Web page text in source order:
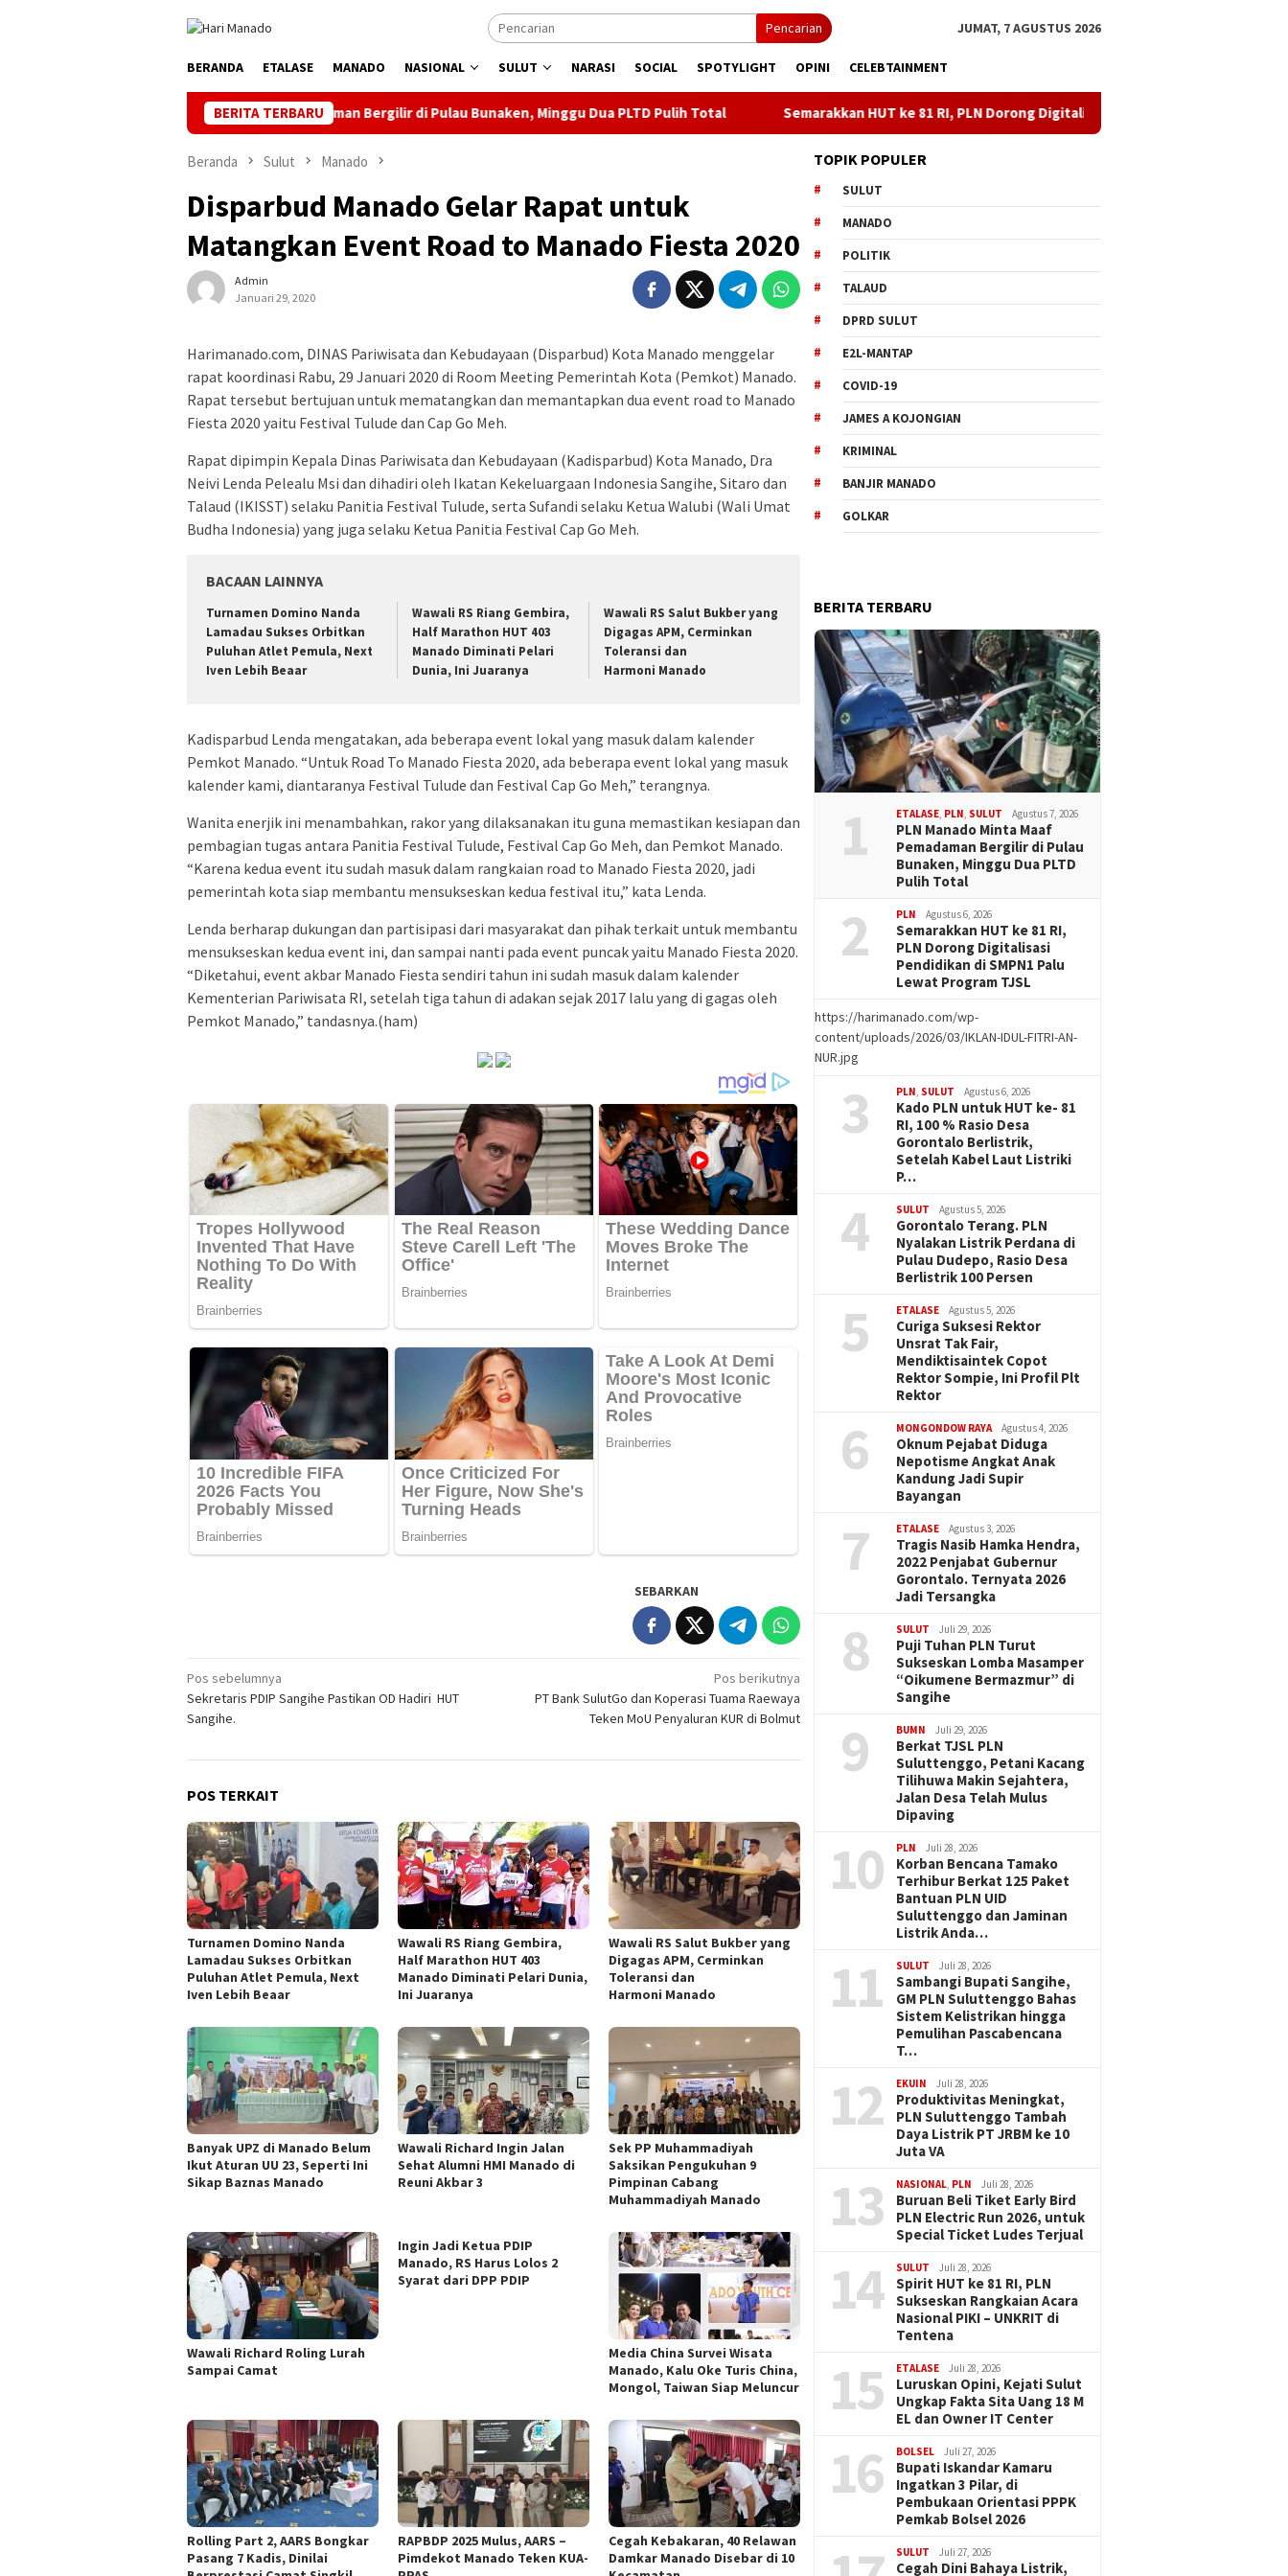
Pencarian JUMAT, 7 AGUSTUS 2026
BERANDA ETALASE MANADO NASIONAL SULUT NARASI SOCIAL SPOTYLIGHT OPINI CELEBTAINMENT
BERITA TERBARU
Manado Minta Maaf Pemadaman Bergilir di Pulau Bunaken, Minggu Dua PLTD Pulih Total Semarakkan HUT ke 81 RI, PLN Dorong Digitalisasi Pendidikan di SMPN1 Palu Lewat Program
Beranda Sulut Manado
Disparbud Manado Gelar Rapat untuk
Matangkan Event Road to Manado Fiesta 2020
Admin
Januari 29, 2020
Harimanado.com, DINAS Pariwisata dan Kebudayaan (Disparbud) Kota Manado menggelar
rapat koordinasi Rabu, 29 Januari 2020 di Room Meeting Pemerintah Kota (Pemkot) Manado.
Rapat tersebut bertujuan untuk mematangkan dan memantapkan dua event road to Manado
Fiesta 2020 yaitu Festival Tulude dan Cap Go Meh.
Rapat dipimpin Kepala Dinas Pariwisata dan Kebudayaan (Kadisparbud) Kota Manado, Dra
Neivi Lenda Pelealu Msi dan dihadiri oleh Ikatan Kekeluargaan Indonesia Sangihe, Sitaro dan
Talaud (IKISST) selaku Panitia Festival Tulude, serta Sufandi selaku Ketua Walubi (Wali Umat
Budha Indonesia) yang juga selaku Ketua Panitia Festival Cap Go Meh.
BACAAN LAINNYA
Turnamen Domino Nanda
Lamadau Sukses Orbitkan
Puluhan Atlet Pemula, Next
Iven Lebih Beaar
Wawali RS Riang Gembira,
Half Marathon HUT 403
Manado Diminati Pelari
Dunia, Ini Juaranya
Wawali RS Salut Bukber yang
Digagas APM, Cerminkan
Toleransi dan
Harmoni Manado
Kadisparbud Lenda mengatakan, ada beberapa event lokal yang masuk dalam kalender
Pemkot Manado. “Untuk Road To Manado Fiesta 2020, ada beberapa event lokal yang masuk
kalender kami, diantaranya Festival Tulude dan Festival Cap Go Meh,” terangnya.
Wanita enerjik ini menambahkan, rakor yang dilaksanakan itu guna memastikan kesiapan dan
pembagian tugas antara Panitia Festival Tulude, Festival Cap Go Meh, dan Pemkot Manado.
“Karena kedua event itu sudah masuk dalam rangkaian road to Manado Fiesta 2020, jadi
pemerintah kota siap membantu mensukseskan kedua festival itu,” kata Lenda.
Lenda berharap dukungan dan partisipasi dari masyarakat dan pihak terkait untuk membantu
mensukseskan kedua event ini, dan sampai nanti pada event puncak yaitu Manado Fiesta 2020.
“Diketahui, event akbar Manado Fiesta sendiri tahun ini sudah masuk dalam kalender
Kementerian Pariwisata RI, setelah tiga tahun di adakan sejak 2017 lalu yang di gagas oleh
Pemkot Manado,” tandasnya.(ham)
SEBARKAN
Navigasi
pos
Pos sebelumnya
Sekretaris PDIP Sangihe Pastikan OD Hadiri HUT
Sangihe.
Pos berikutnya
PT Bank SulutGo dan Koperasi Tuama Raewaya
Teken MoU Penyaluran KUR di Bolmut
POS TERKAIT
Turnamen Domino Nanda
Lamadau Sukses Orbitkan
Puluhan Atlet Pemula, Next
Iven Lebih Beaar
Wawali RS Riang Gembira,
Half Marathon HUT 403
Manado Diminati Pelari Dunia,
Ini Juaranya
Wawali RS Salut Bukber yang
Digagas APM, Cerminkan
Toleransi dan
Harmoni Manado
Banyak UPZ di Manado Belum
Ikut Aturan UU 23, Seperti Ini
Sikap Baznas Manado
Wawali Richard Ingin Jalan
Sehat Alumni HMI Manado di
Reuni Akbar 3
Sek PP Muhammadiyah
Saksikan Pengukuhan 9
Pimpinan Cabang
Muhammadiyah Manado
Wawali Richard Roling Lurah
Sampai Camat
Ingin Jadi Ketua PDIP
Manado, RS Harus Lolos 2
Syarat dari DPP PDIP
Media China Survei Wisata
Manado, Kalu Oke Turis China,
Mongol, Taiwan Siap Meluncur
Rolling Part 2, AARS Bongkar
Pasang 7 Kadis, Dinilai
RAPBDP 2025 Mulus, AARS –
Pimdekot Manado Teken KUA-
Cegah Kebakaran, 40 Relawan
Damkar Manado Disebar di 10
TOPIK POPULER
SULUT
MANADO
POLITIK
TALAUD
DPRD SULUT
E2L-MANTAP
COVID-19
JAMES A KOJONGIAN
KRIMINAL
BANJIR MANADO
GOLKAR
BERITA TERBARU
1 ETALASE PLN SULUT Agustus 7, 2026
PLN Manado Minta Maaf
Pemadaman Bergilir di Pulau
Bunaken, Minggu Dua PLTD
Pulih Total
2 PLN Agustus 6, 2026
Semarakkan HUT ke 81 RI,
PLN Dorong Digitalisasi
Pendidikan di SMPN1 Palu
Lewat Program TJSL
https://harimanado.com/wp-
content/uploads/2026/03/IKLAN-IDUL-FITRI-AN-
NUR.jpg
3 PLN SULUT Agustus 6, 2026
Kado PLN untuk HUT ke- 81
RI, 100 % Rasio Desa
Gorontalo Berlistrik,
Setelah Kabel Laut Listriki
P…
4 SULUT Agustus 5, 2026
Gorontalo Terang. PLN
Nyalakan Listrik Perdana di
Pulau Dudepo, Rasio Desa
Berlistrik 100 Persen
5 ETALASE Agustus 5, 2026
Curiga Suksesi Rektor
Unsrat Tak Fair,
Mendiktisaintek Copot
Rektor Sompie, Ini Profil Plt
Rektor
6 MONGONDOW RAYA Agustus 4, 2026
Oknum Pejabat Diduga
Nepotisme Angkat Anak
Kandung Jadi Supir
Bayangan
7 ETALASE Agustus 3, 2026
Tragis Nasib Hamka Hendra,
2022 Penjabat Gubernur
Gorontalo. Ternyata 2026
Jadi Tersangka
8 SULUT Juli 29, 2026
Puji Tuhan PLN Turut
Sukseskan Lomba Masamper
“Oikumene Bermazmur” di
Sangihe
9 BUMN Juli 29, 2026
Berkat TJSL PLN
Suluttenggo, Petani Kacang
Tilihuwa Makin Sejahtera,
Jalan Desa Telah Mulus
Dipaving
10 PLN Juli 28, 2026
Korban Bencana Tamako
Terhibur Berkat 125 Paket
Bantuan PLN UID
Suluttenggo dan Jaminan
Listrik Anda…
11 SULUT Juli 28, 2026
Sambangi Bupati Sangihe,
GM PLN Suluttenggo Bahas
Sistem Kelistrikan hingga
Pemulihan Pascabencana
T…
12 EKUIN Juli 28, 2026
Produktivitas Meningkat,
PLN Suluttenggo Tambah
Daya Listrik PT JRBM ke 10
Juta VA
13 NASIONAL PLN Juli 28, 2026
Buruan Beli Tiket Early Bird
PLN Electric Run 2026, untuk
Special Ticket Ludes Terjual
14 SULUT Juli 28, 2026
Spirit HUT ke 81 RI, PLN
Sukseskan Rangkaian Acara
Nasional PIKI – UNKRIT di
Tentena
15 ETALASE Juli 28, 2026
Luruskan Opini, Kejati Sulut
Ungkap Fakta Sita Uang 18 M
EL dan Owner IT Center
16 BOLSEL Juli 27, 2026
Bupati Iskandar Kamaru
Ingatkan 3 Pilar, di
Pembukaan Orientasi PPPK
Pemkab Bolsel 2026
SULUT Juli 27, 2026
Cegah Dini Bahaya Listrik,